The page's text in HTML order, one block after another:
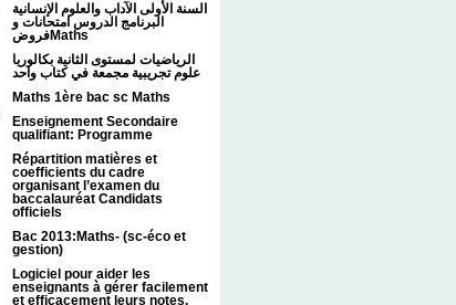
السنة الأولى الآداب والعلوم الإنسانية
البرنامج الدروس امتحانات و
فروضMaths
الرياضيات لمستوى الثانية بكالوريا
علوم تجريبية مجمعة في كتاب واحد
Maths 1ère bac sc Maths
Enseignement Secondaire
qualifiant: Programme
Répartition matières et
coefficients du cadre
organisant l’examen du
baccalauréat Candidats
officiels
Bac 2013:Maths- (sc-éco et
gestion)
Logiciel pour aider les
enseignants à gérer facilement
et efficacement leurs notes.